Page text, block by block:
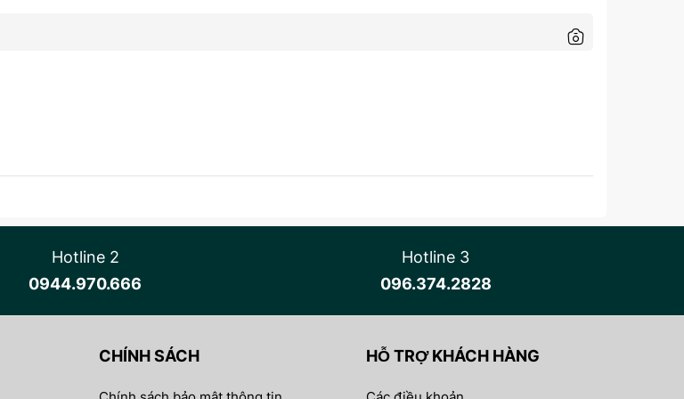
Hotline 2
0944.970.666
Hotline 3
096.374.2828
CHÍNH SÁCH HỖ TRỢ KHÁCH HÀNG